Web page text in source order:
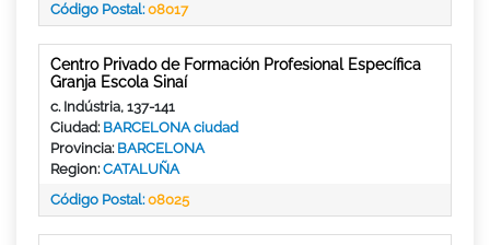
Código Postal:08017
Centro Privado de Formación Profesional Específica
Granja Escola Sinaí
c. Indústria, 137-141
Ciudad: BARCELONA ciudad
Provincia: BARCELONA
Region:CATALUÑA
Código Postal:08025